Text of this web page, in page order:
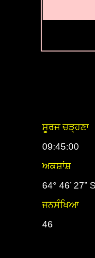
ਸੂਰਜ ਚੜ੍ਹਣਾ
09:45:00
ਅਕਸ਼ਾਂਸ਼
64° 46’ 27”
ਜਨਸੰਖਿਆ
46